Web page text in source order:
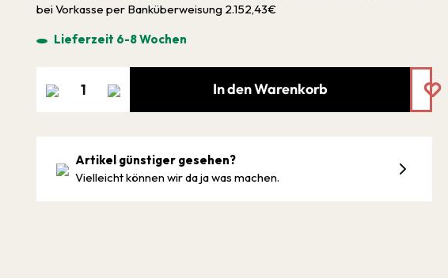
bei Vorkasse per Banküberweisung 2.152,43€
Lieferzeit 6-8 Wochen
In den Warenkorb
Artikel günstiger gesehen?
Vielleicht können wir da ja was machen.